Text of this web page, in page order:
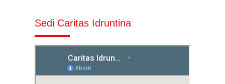
Sedi Caritas Idruntina